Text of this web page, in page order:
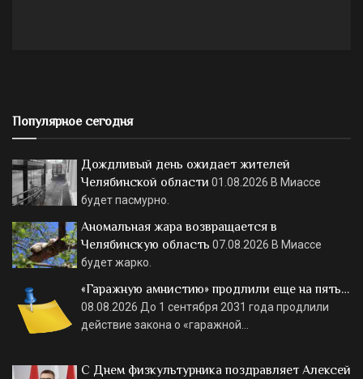
Популярное сегодня
Дождливый день ожидает жителей
Челябинской области 01.08.2026 В Миассе
будет пасмурно.
Аномальная жара возвращается в
Челябинскую область 07.08.2026 В Миассе
будет жарко.
«Гаражную амнистию» продлили еще на пять…
08.08.2026 До 1 сентября 2031 года продлили
действие закона о «гаражной…
С Днем физкультурника поздравляет Алексей